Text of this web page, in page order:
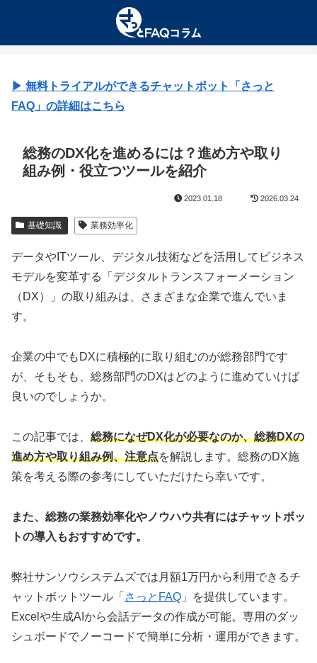
▶︎ 無料トライアルができるチャットボット「さっと
FAQ」の詳細はこちら
総務のDX化を進めるには？進め方や取り
組み例・役立つツールを紹介
2023.01.18 2026.03.24
基礎知識 業務効率化
データやITツール、デジタル技術などを活用してビジネス
モデルを変革する「デジタルトランスフォーメーション
（DX）」の取り組みは、さまざまな企業で進んでいま
す。
企業の中でもDXに積極的に取り組むのが総務部門です
が、そもそも、総務部門のDXはどのように進めていけば
良いのでしょうか。
この記事では、 総務になぜDX化が必要なのか、総務DXの
進め方や取り組み例、注意点を解説します。総務のDX施
策を考える際の参考にしていただけたら幸いです。
また、総務の業務効率化やノウハウ共有にはチャットボッ
トの導入もおすすめです。
弊社サンソウシステムズでは月額1万円から利用できるチ
ャットボットツール「 さっとFAQ 」を提供しています。
Excelや生成AIから会話データの作成が可能。専用のダッ
シュボードでノーコードで簡単に分析・運用ができます。